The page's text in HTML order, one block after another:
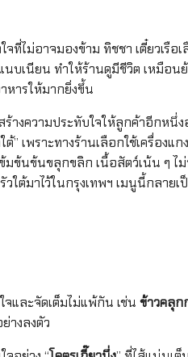
จที่ไม่อาจมองข้าม ทิชชา เตี๋ยวเ
บเนียน ทำให้ร้านดูมีชีวิต เหมือน
หารให้มากยิ่งขึ้น
ร้างความประทับใจให้ลูกค้าอีกหนึ่ง
” เพราะทางร้านเลือกใช้เครื่องแ
ข้มข้นข้นขลุกขลิก เนื้อสัตว์เน้น ๆ
ใต้มาไว้ในกรุงเทพฯ เมนูนี้กลาย
และจัดเต็มไม่แพ้กัน เช่น ข้าวคลุก
างลงตัว